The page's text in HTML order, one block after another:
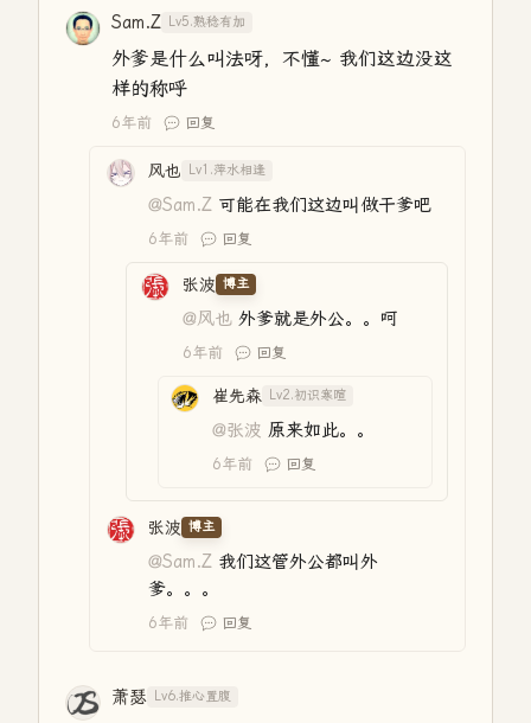
Sam.Z Lv5.熟稔有加
外爹是什么叫法呀，不懂~ 我们这边没这
样的称呼
6年前 回复
风也 Lv1.萍水相逢
@Sam.Z 可能在我们这边叫做干爹吧
6年前 回复
张波 博主
@风也 外爹就是外公。。呵
6年前 回复
崔先森 Lv2.初识寒暄
@张波 原来如此。。
6年前 回复
张波 博主
@Sam.Z 我们这管外公都叫外
爹。。。
6年前 回复
萧瑟 Lv6.推心置腹